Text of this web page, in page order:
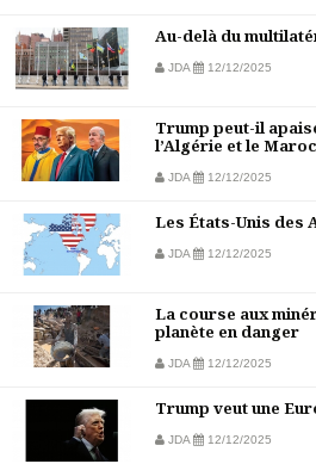
Au-delà du
JDA 12/12/2025
Trump peut-il
l’Algérie et le Maroc
JDA 12/12/2025
Les États-Unis des
JDA 12/12/2025
La course aux
planète en danger
JDA 12/12/2025
Trump veut une
JDA 12/12/2025